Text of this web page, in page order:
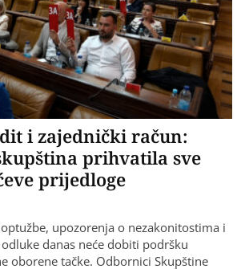
i zajednički račun:
prihvatila sve
prijedloge
upozorenja o nezakonitostima i
danas neće dobiti podršku
oborene tačke. Odbornici Skupštine